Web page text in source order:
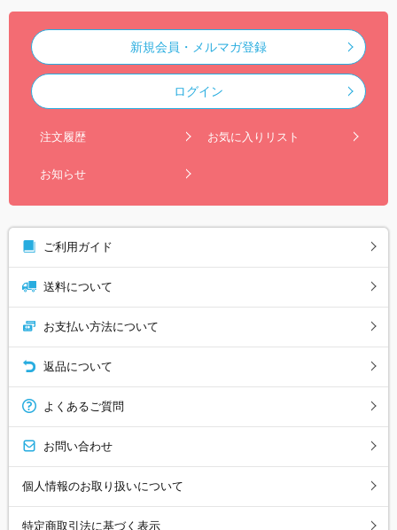
新規会員・メルマガ登録
ログイン
注文履歴 お気に入りリスト
お知らせ
ご利用ガイド
送料について
お支払い方法について
返品について
よくあるご質問
お問い合わせ
個人情報のお取り扱いについて
特定商取引法に基づく表示